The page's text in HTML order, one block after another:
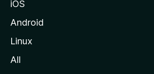
iOS
Android
Linux
All